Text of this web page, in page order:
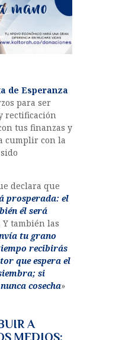
de Esperanza
para ser
rectificación
tus finanzas y
cumplir con la
declara que
prosperada: el
él será
Y también las
tu grano
recibirás
que espera el
si
cosecha»
A
MEDIOS: